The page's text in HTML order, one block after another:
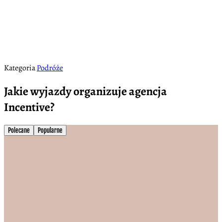
KategoriaPodróże
Jakie wyjazdy organizuje agencja
Incentive?
Polecane Popularne